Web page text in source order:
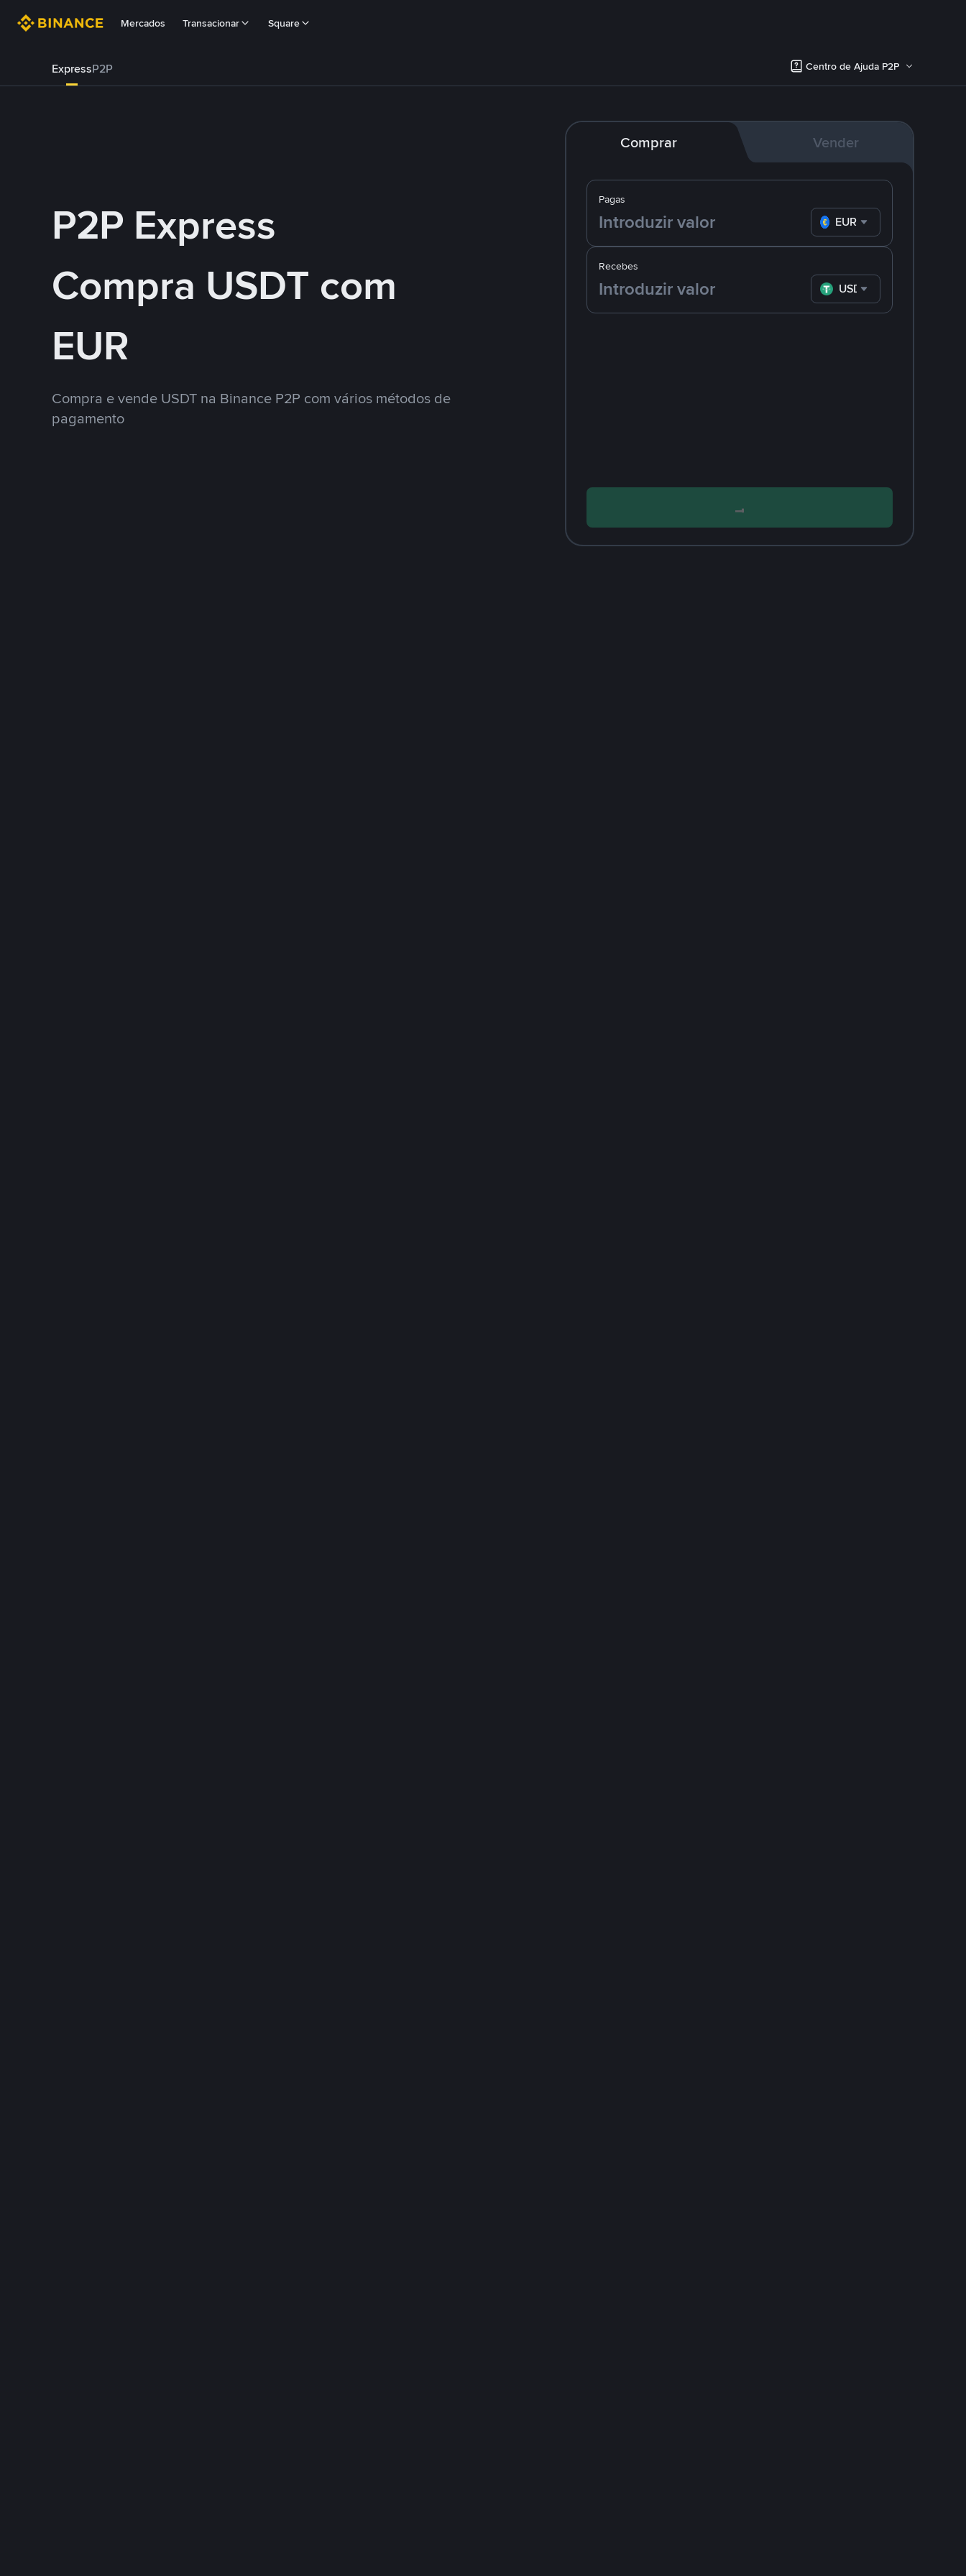
Mercados Transacionar Square
ExpressP2P Centro de Ajuda P2P
P2P Express
Compra USDT com
EUR
Compra e vende USDT na Binance P2P com vários métodos de
pagamento
Comprar Vender
Pagas
EUR
Recebes
USDT